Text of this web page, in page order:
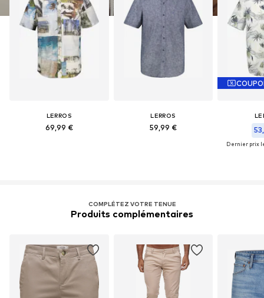
LERROS
69,99 €
LERROS
59,99 €
Dernier prix
COMPLÉTEZ VOTRE TENUE
Produits complémentaires